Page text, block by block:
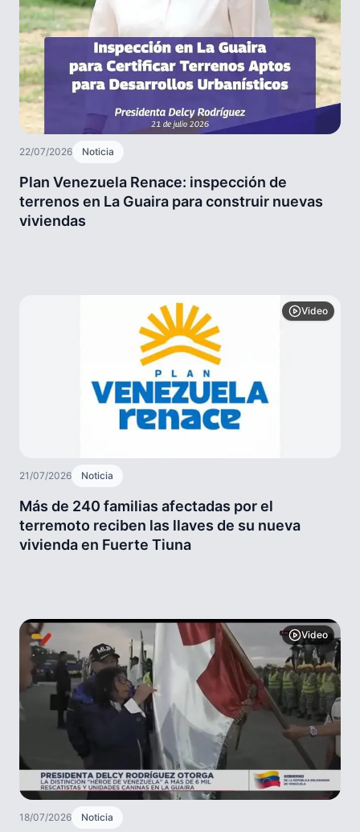
22/07/2026 Noticia
Plan Venezuela Renace: inspección de
terrenos en La Guaira para construir nuevas
viviendas
Video
21/07/2026 Noticia
Más de 240 familias afectadas por el
terremoto reciben las llaves de su nueva
vivienda en Fuerte Tiuna
Video
18/07/2026 Noticia